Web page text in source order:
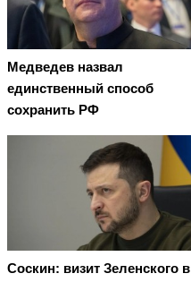
Медведев назвал
единственный способ
сохранить РФ
Соскин: визит Зеленского в